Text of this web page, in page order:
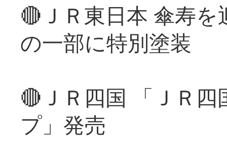
🔴ＪＲ東日本 傘寿
の一部に特別塗装
🔴ＪＲ四国 「ＪＲ
プ」発売